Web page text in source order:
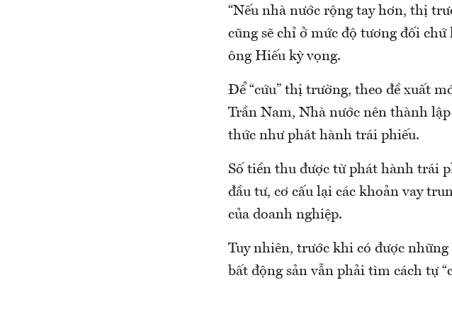
“Nếu nhà nước rộng tay hơn, thị
cũng sẽ chỉ ở mức độ tương đối
ông Hiếu kỳ vọng.
Để “cứu” thị trường, theo đề xuất
Trần Nam, Nhà nước nên thành
thức như phát hành trái phiếu.
Số tiền thu được từ phát hành trái
đầu tư, cơ cấu lại các khoản vay
của doanh nghiệp.
Tuy nhiên, trước khi có được
bất động sản vẫn phải tìm cách tự